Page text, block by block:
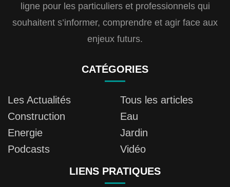
ligne pour les particuliers et professionnels qui
souhaitent s’informer, comprendre et agir face aux
enjeux futurs.
CATÉGORIES
Les Actualités
Tous les articles
Construction
Eau
Energie
Jardin
Podcasts
Vidéo
LIENS PRATIQUES